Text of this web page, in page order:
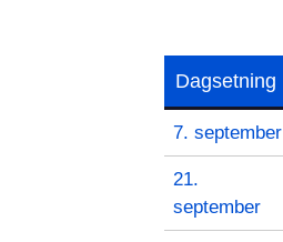
Dagsetning
7. september
21.
september